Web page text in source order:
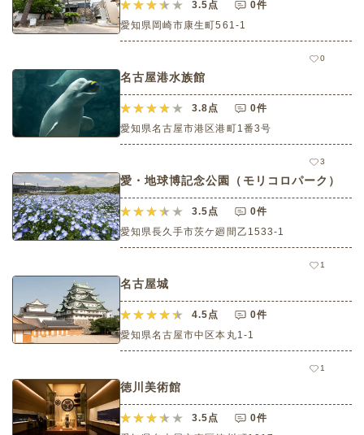
3.5点
0件
愛知県岡崎市康生町561-1
0
名古屋港水族館
3.8点
0件
愛知県名古屋市港区港町1番3号
3
愛・地球博記念公園（モリコロパーク）
3.5点
0件
愛知県長久手市茨ケ廻間乙1533-1
1
名古屋城
4.5点
0件
愛知県名古屋市中区本丸1-1
1
徳川美術館
3.5点
0件